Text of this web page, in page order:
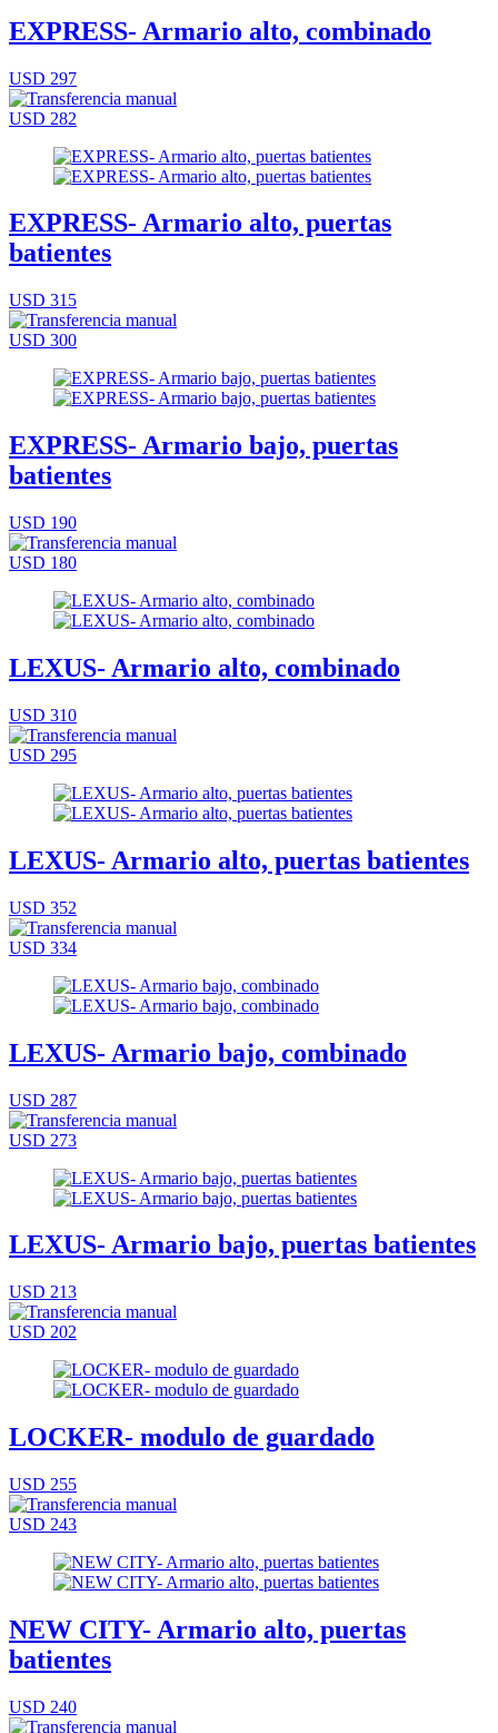
EXPRESS- Armario alto, combinado
USD 297
USD 282
EXPRESS- Armario alto, puertas
batientes
USD 315
USD 300
EXPRESS- Armario bajo, puertas
batientes
USD 190
USD 180
LEXUS- Armario alto, combinado
USD 310
USD 295
LEXUS- Armario alto, puertas batientes
USD 352
USD 334
LEXUS- Armario bajo, combinado
USD 287
USD 273
LEXUS- Armario bajo, puertas batientes
USD 213
USD 202
LOCKER- modulo de guardado
USD 255
USD 243
NEW CITY- Armario alto, puertas
batientes
USD 240